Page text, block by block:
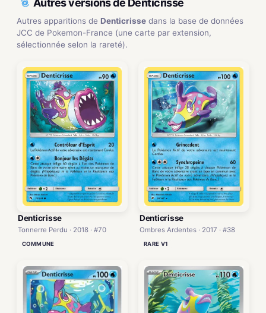
Autres versions de Denticrisse
Autres apparitions de Denticrisse dans la base de données
JCC de Pokemon-France (une carte par extension,
sélectionnée selon la rareté).
Denticrisse
Tonnerre Perdu · 2018 · #70
COMMUNE
Denticrisse
Ombres Ardentes · 2017 · #38
RARE V1